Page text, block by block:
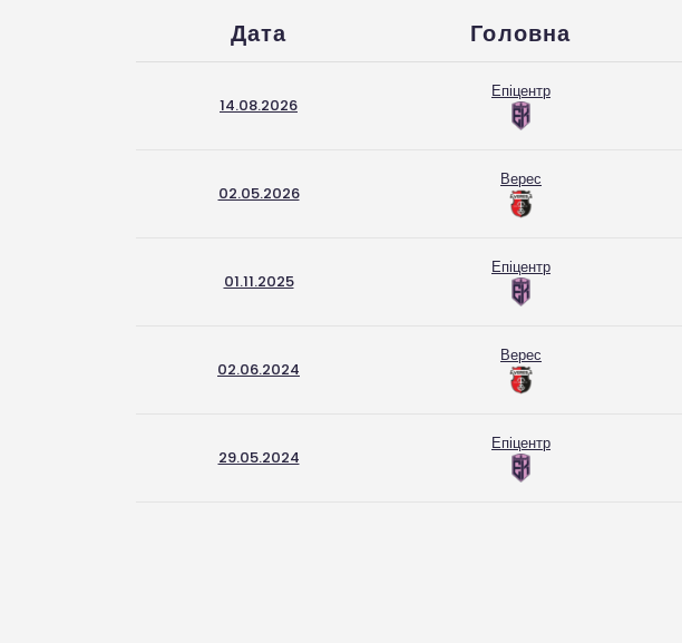
Дата Головна
14.08.2026
Епіцентр
02.05.2026
Верес
01.11.2025
Епіцентр
02.06.2024
Верес
29.05.2024
Епіцентр